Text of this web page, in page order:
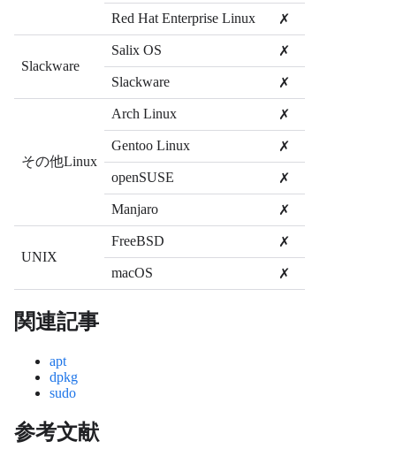
Red Hat Enterprise Linux ✗
Slackware
Salix OS ✗
Slackware ✗
その他Linux
Arch Linux ✗
Gentoo Linux ✗
openSUSE ✗
Manjaro ✗
UNIX
FreeBSD ✗
macOS ✗
関連記事
apt
dpkg
sudo
参考文献